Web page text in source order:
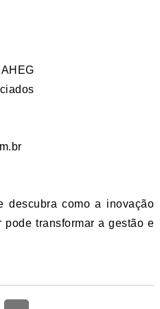
descubra como a inovação
pode transformar a gestão e